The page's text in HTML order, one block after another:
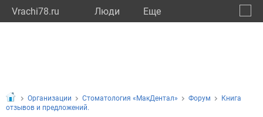
Vrachi78.ru Люди Eще
Организации Стоматология «МакДентал» Форум
Книга
отзывов и предложений.